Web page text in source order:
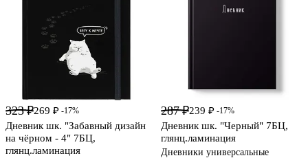
323 ₽269 ₽ -17%
Дневник шк. "Забавный дизайн
на чёрном - 4" 7БЦ,
глянц.ламинация
287 ₽239 ₽ -17%
Дневник шк. "Черный" 7БЦ,
глянц.ламинация
Дневники универсальные